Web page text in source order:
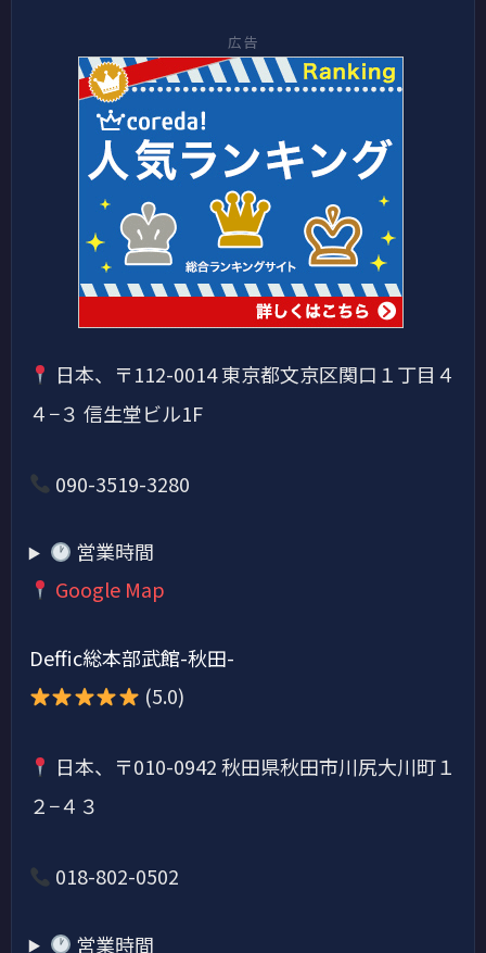
広告
日本、〒112-0014 東京都文京区関口１丁目４
４−３ 信生堂ビル1F
090-3519-3280
営業時間
Google Map
Deffic総本部武館-秋田-
(5.0)
日本、〒010-0942 秋田県秋田市川尻大川町１
２−４３
018-802-0502
営業時間